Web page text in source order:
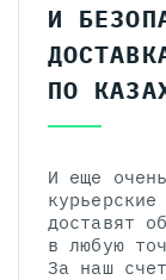
И
ПО
И еще
доставят
в любую
За наш